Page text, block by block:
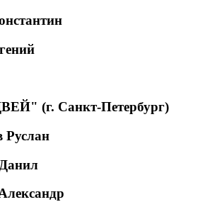
(г. Санкт-Петербург)
Руслан